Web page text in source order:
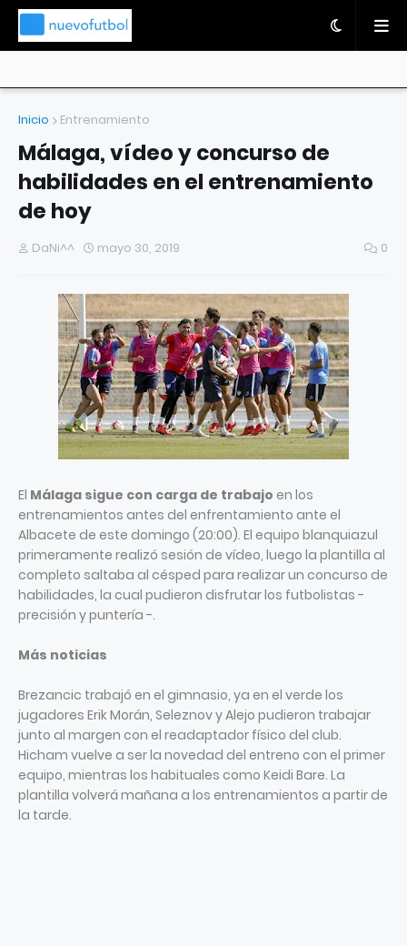
Inicio Entrenamiento
Málaga, vídeo y concurso de
habilidades en el entrenamiento
de hoy
DaNi^^ mayo 30, 2019 0
El Málaga sigue con carga de trabajo en los
entrenamientos antes del enfrentamiento ante el
Albacete de este domingo (20:00). El equipo blanquiazul
primeramente realizó sesión de vídeo, luego la plantilla al
completo saltaba al césped para realizar un concurso de
habilidades, la cual pudieron disfrutar los futbolistas -
precisión y puntería -.
Más noticias
Brezancic trabajó en el gimnasio, ya en el verde los
jugadores Erik Morán, Seleznov y Alejo pudieron trabajar
junto al margen con el readaptador físico del club.
Hicham vuelve a ser la novedad del entreno con el primer
equipo, mientras los habituales como Keidi Bare. La
plantilla volverá mañana a los entrenamientos a partir de
la tarde.